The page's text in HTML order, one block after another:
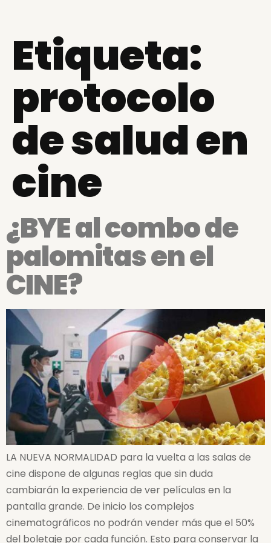
Etiqueta:
protocolo
de salud en
cine
¿BYE al combo de
palomitas en el
CINE?
LA NUEVA NORMALIDAD para la vuelta a las salas de
cine dispone de algunas reglas que sin duda
cambiarán la experiencia de ver películas en la
pantalla grande. De inicio los complejos
cinematográficos no podrán vender más que el 50%
del boletaje por cada función. Esto para conservar la